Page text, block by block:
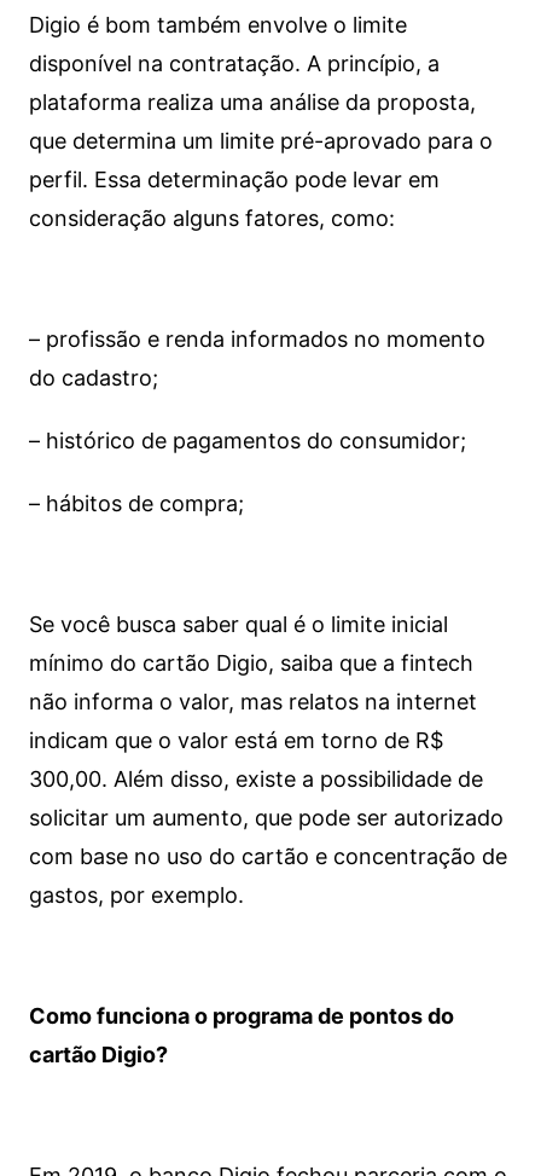
Digio é bom também envolve o limite
disponível na contratação. A princípio, a
plataforma realiza uma análise da proposta,
que determina um limite pré-aprovado para o
perfil. Essa determinação pode levar em
consideração alguns fatores, como:
– profissão e renda informados no momento
do cadastro;
– histórico de pagamentos do consumidor;
– hábitos de compra;
Se você busca saber qual é o limite inicial
mínimo do cartão Digio, saiba que a fintech
não informa o valor, mas relatos na internet
indicam que o valor está em torno de R$
300,00. Além disso, existe a possibilidade de
solicitar um aumento, que pode ser autorizado
com base no uso do cartão e concentração de
gastos, por exemplo.
Como funciona o programa de pontos do
cartão Digio?